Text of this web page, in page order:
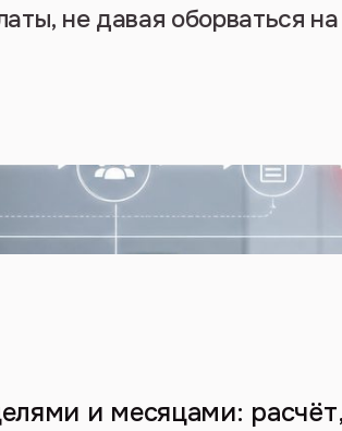
не давая оборваться
и месяцами: